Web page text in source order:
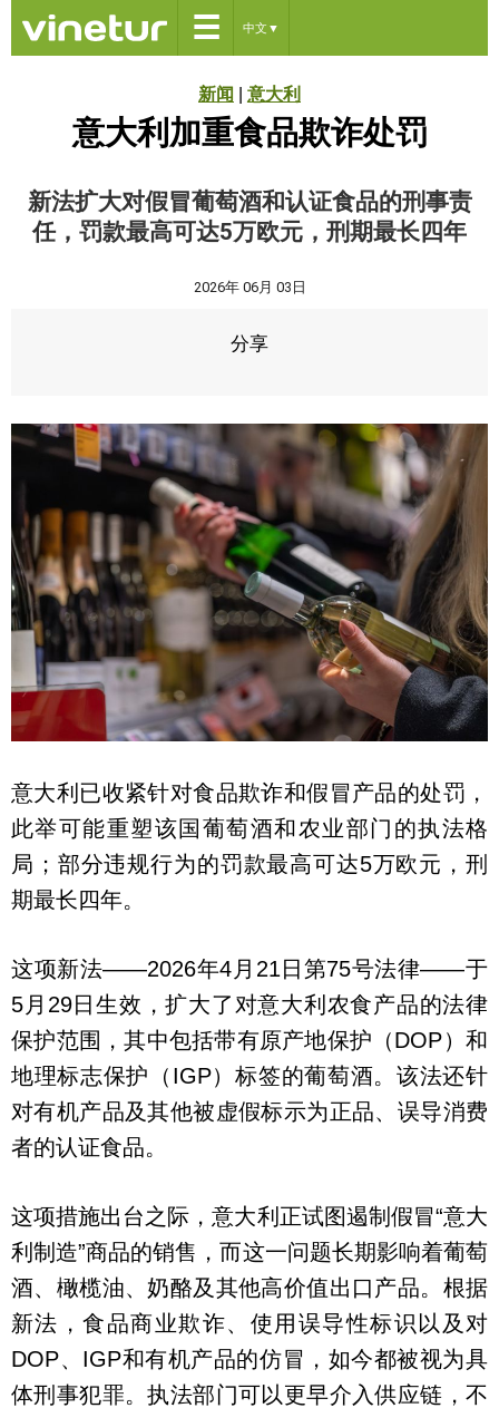
☰ 中文 ▼
新闻 意大利
意大利加重食品欺诈处罚
新法扩大对假冒葡萄酒和认证食品的刑事责
任，罚款最高可达5万欧元，刑期最长四年
2026年 06月 03日
分享
意大利已收紧针对食品欺诈和假冒产品的处罚，
此举可能重塑该国葡萄酒和农业部门的执法格
局；部分违规行为的罚款最高可达5万欧元，刑
期最长四年。
这项新法——2026年4月21日第75号法律——于
5月29日生效，扩大了对意大利农食产品的法律
保护范围，其中包括带有原产地保护（DOP）和
地理标志保护（IGP）标签的葡萄酒。该法还针
对有机产品及其他被虚假标示为正品、误导消费
者的认证食品。
这项措施出台之际，意大利正试图遏制假冒“意大
利制造”商品的销售，而这一问题长期影响着葡萄
酒、橄榄油、奶酪及其他高价值出口产品。根据
新法，食品商业欺诈、使用误导性标识以及对
DOP、IGP和有机产品的仿冒，如今都被视为具
体刑事犯罪。执法部门可以更早介入供应链，不